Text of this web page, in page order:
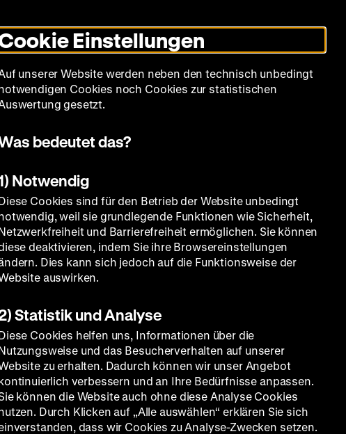
Modus
umschalten
zum
Deutschen
Historischen
in
Deutscher
zum
Deutschen
Historischen
in
Leichter
Sammlung Bildung Museum
Einstellungen
unserer Website werden neben den technisch unbedingt
Cookies noch Cookies zur statistischen
gesetzt.
bedeutet das?
Notwendig
Cookies sind für den Betrieb der Website unbedingt
weil sie grundlegende Funktionen wie Sicherheit,
und Barrierefreiheit ermöglichen. Sie können
deaktivieren, indem Sie ihre Browsereinstellungen
Dies kann sich jedoch auf die Funktionsweise der
auswirken.
Statistik und Analyse
Cookies helfen uns, Informationen über die
und das Besucherverhalten auf unserer
zu erhalten. Dadurch können wir unser Angebot
verbessern und an Ihre Bedürfnisse anpassen.
können die Website auch ohne diese Analyse Cookies
Durch Klicken auf „Alle auswählen“ erklären Sie sich
dass wir Cookies zu Analyse-Zwecken setzen.